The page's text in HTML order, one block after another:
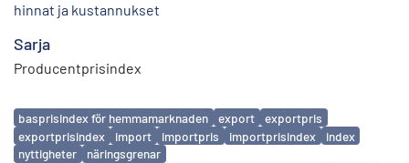
hinnat ja kustannukset
Sarja
Producentprisindex
Avainsanat
basprisindex för hemmamarknaden export
exportpris
exportprisindex
import importpris importprisindex
index
nyttigheter
näringsgrenar